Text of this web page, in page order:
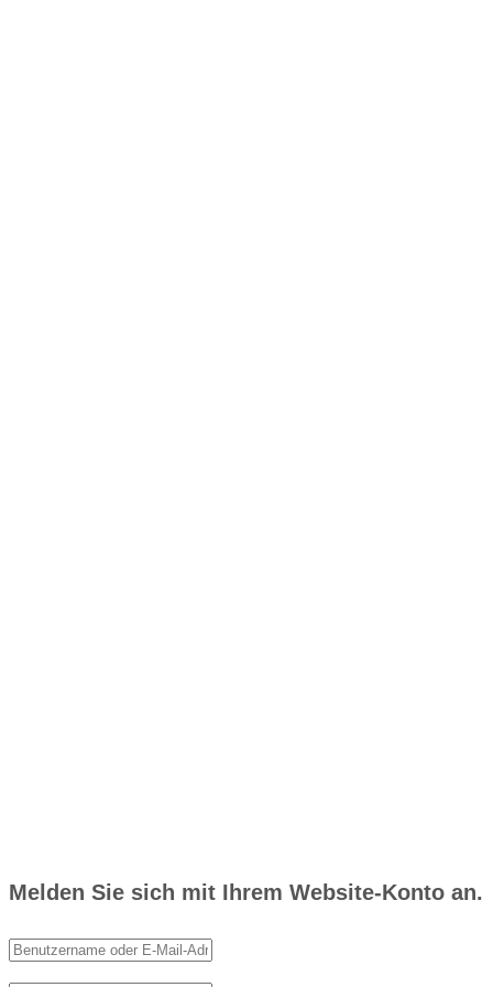
Melden Sie sich mit Ihrem Website-Konto an.